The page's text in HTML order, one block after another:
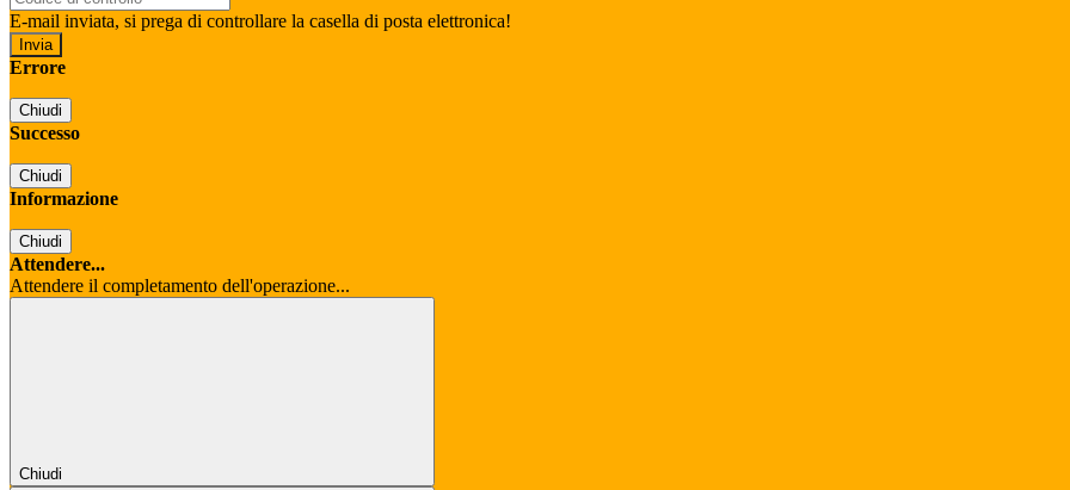
E-mail inviata, si prega di controllare la casella di posta elettronica!
Errore
Chiudi
Successo
Chiudi
Informazione
Chiudi
Attendere...
Attendere il completamento dell'operazione...
Chiudi